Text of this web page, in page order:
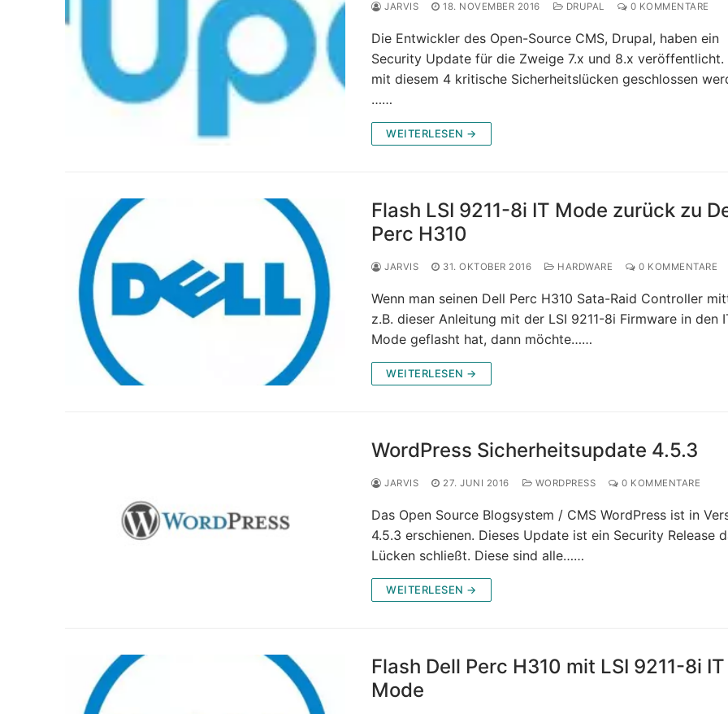
JARVIS 18. NOVEMBER 2016 DRUPAL 0 KOMMENTARE
Die Entwickler des Open-Source CMS, Drupal, haben ein
Security Update für die Zweige 7.x und 8.x veröffentlicht.
mit diesem 4 kritische Sicherheitslücken geschlossen
……
WEITERLESEN →
Flash LSI 9211-8i IT Mode zurück zu
Perc H310
JARVIS 31. OKTOBER 2016 HARDWARE 0 KOMMENTARE
Wenn man seinen Dell Perc H310 Sata-Raid Controller
z.B. dieser Anleitung mit der LSI 9211-8i Firmware in den
Mode geflasht hat, dann möchte……
WEITERLESEN →
WordPress Sicherheitsupdate 4.5.3
JARVIS 27. JUNI 2016 WORDPRESS 0 KOMMENTARE
Das Open Source Blogsystem / CMS WordPress ist in
4.5.3 erschienen. Dieses Update ist ein Security Release
Lücken schließt. Diese sind alle……
WEITERLESEN →
Flash Dell Perc H310 mit LSI 9211-8i IT
Mode